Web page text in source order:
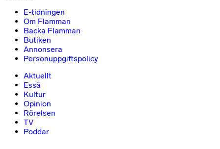
E-tidningen
Om Flamman
Backa Flamman
Butiken
Annonsera
Personuppgiftspolicy
Aktuellt
Essä
Kultur
Opinion
Rörelsen
TV
Poddar